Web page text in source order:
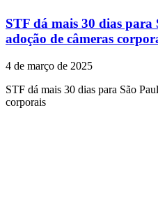
STF dá mais 30 dias
adoção de câmeras
4 de março de 2025
STF dá mais 30 dias para São
corporais